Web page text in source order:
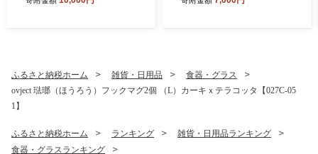
縄】【60営業日以内に発
北海道・沖縄】【2026年8月
ふるさと納税ホーム 雑貨・日用品
食器・グラス
ovject 琺瑯（ほうろう）フックマグ2個 （L）カーキｘテラコッタ【027C-05
1】
ふるさと納税ホーム ランキング
雑貨・日用品ランキング
食器・グラスランキング